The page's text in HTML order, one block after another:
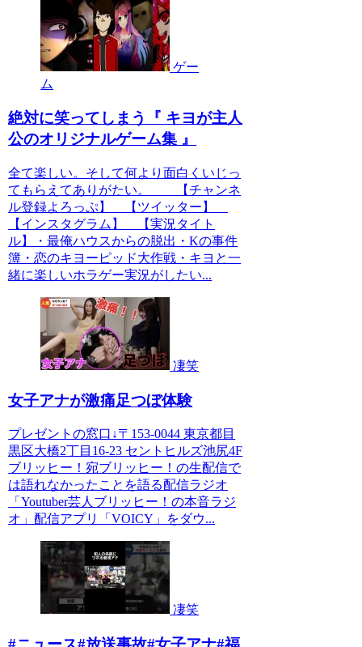
ゲー
ム
絶対に笑ってしまう『 キヨが主人
公のオリジナルゲーム集 』
全て楽しい。そして何より面白くいじっ
てもらえてありがたい。 【チャンネ
ル登録よろっぷ】 【ツイッター】
【インスタグラム】 【実況タイト
ル】・最俺ハウスからの脱出・Kの事件
簿・恋のキヨーピッド大作戦・キヨと一
緒に楽しいホラゲー実況がしたい...
凄笑
女子アナが激痛足つぼ体験
プレゼントの窓口↓〒153-0044 東京都目
黒区大橋2丁目16-23 セントヒルズ池尻4F
ブリッヒー！宛ブリッヒー！の生配信で
は語れなかったことを語る配信ラジオ
「Youtuber芸人ブリッヒー！の本音ラジ
オ」配信アプリ「VOICY」をダウ...
凄笑